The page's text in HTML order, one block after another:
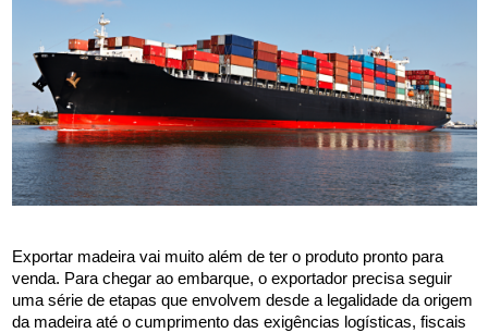
Exportar madeira vai muito além de ter o produto pronto para
venda. Para chegar ao embarque, o exportador precisa seguir
uma série de etapas que envolvem desde a legalidade da origem
da madeira até o cumprimento das exigências logísticas, fiscais